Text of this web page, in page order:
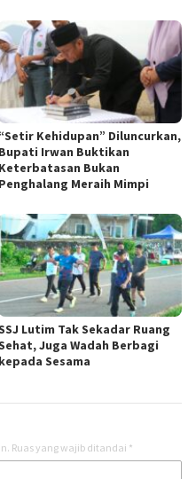
“Setir Kehidupan” Diluncurkan,
Bupati Irwan Buktikan
Keterbatasan Bukan
Penghalang Meraih Mimpi
Lutim Tak Sekadar Ruang
Juga Wadah Berbagi
kepada Sesama
Ruas yang wajib ditandai *